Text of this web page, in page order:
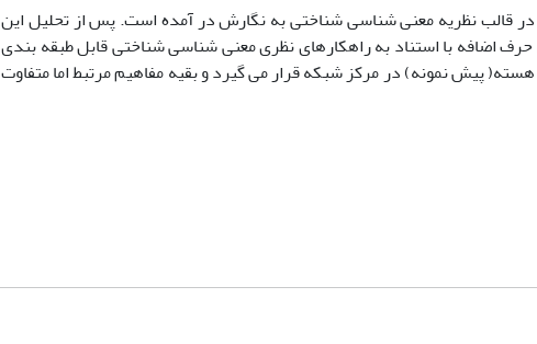
قالب نظریه معنی ­شناسی شناختی به نگارش در آمده است. پس از تحلیل این
مشخص شد که معانی این حرف اضافه با استناد به راهکارهای نظری معنی ­شناسی شناختی قابل طبقه­ بندی
پیش نمونه) در مرکز شبکه قرار می ­گیرد و بقیه مفاهیم مرتبط اما متفاوت